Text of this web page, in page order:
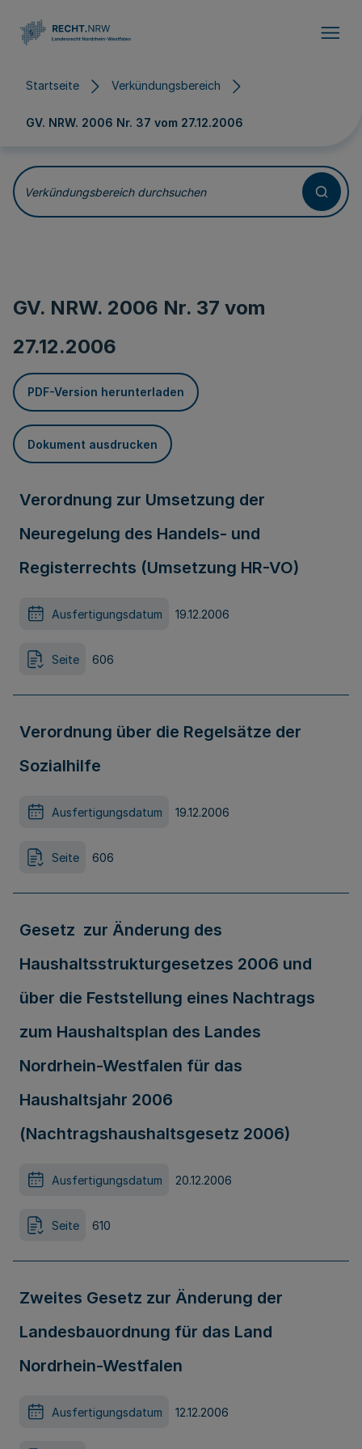
Startseite Verkündungsbereich
GV. NRW. 2006 Nr. 37 vom 27.12.2006
Verkündungsbereich durchsuchen
GV. NRW. 2006 Nr. 37 vom
27.12.2006
PDF-Version herunterladen
Dokument ausdrucken
Verordnung zur Umsetzung der
Neuregelung des Handels- und
Registerrechts (Umsetzung HR-VO)
Ausfertigungsdatum 19.12.2006
Seite 606
Verordnung über die Regelsätze der
Sozialhilfe
Ausfertigungsdatum 19.12.2006
Seite 606
Gesetz zur Änderung des
Haushaltsstrukturgesetzes 2006 und
über die Feststellung eines Nachtrags
zum Haushaltsplan des Landes
Nordrhein-Westfalen für das
Haushaltsjahr 2006
(Nachtragshaushaltsgesetz 2006)
Ausfertigungsdatum 20.12.2006
Seite 610
Zweites Gesetz zur Änderung der
Landesbauordnung für das Land
Nordrhein-Westfalen
Ausfertigungsdatum 12.12.2006